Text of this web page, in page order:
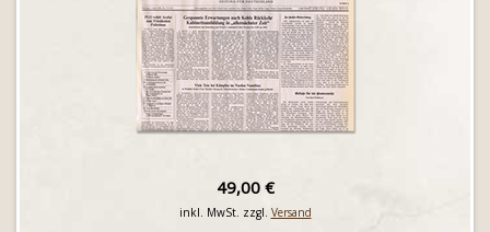
49,00 €
inkl. MwSt. zzgl. Versand